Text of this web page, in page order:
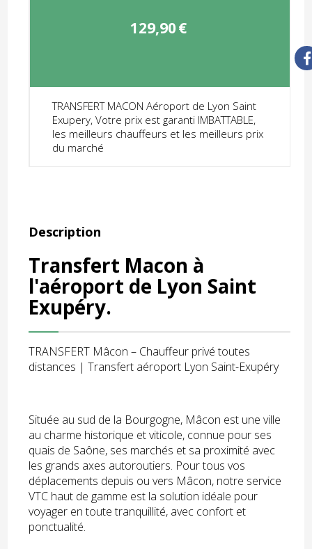
129,90€
TRANSFERT MACON Aéroport de Lyon Saint
Exupery, Votre prix est garanti IMBATTABLE,
les meilleurs chauffeurs et les meilleurs prix
du marché
Description
Transfert Macon à
l'aéroport de Lyon Saint
Exupéry.
TRANSFERT Mâcon – Chauffeur privé toutes
distances | Transfert aéroport Lyon Saint-Exupéry
Située au sud de la Bourgogne, Mâcon est une ville
au charme historique et viticole, connue pour ses
quais de Saône, ses marchés et sa proximité avec
les grands axes autoroutiers. Pour tous vos
déplacements depuis ou vers Mâcon, notre service
VTC haut de gamme est la solution idéale pour
voyager en toute tranquillité, avec confort et
ponctualité.